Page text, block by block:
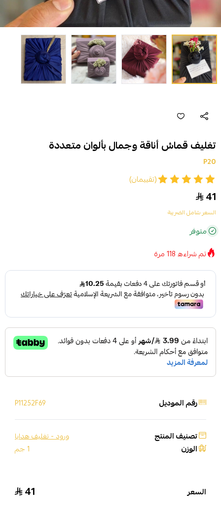
تغليف قماش أناقة وجمال بألوان متعددة
P20
(تقييمان)
41
السعر شامل الضريبة
متوفر
تم شراءه118مرة
رقم الموديل P11252F69
تصنيف المنتج ورود - تغليف هدايا
الوزن 1 جم
السعر 41